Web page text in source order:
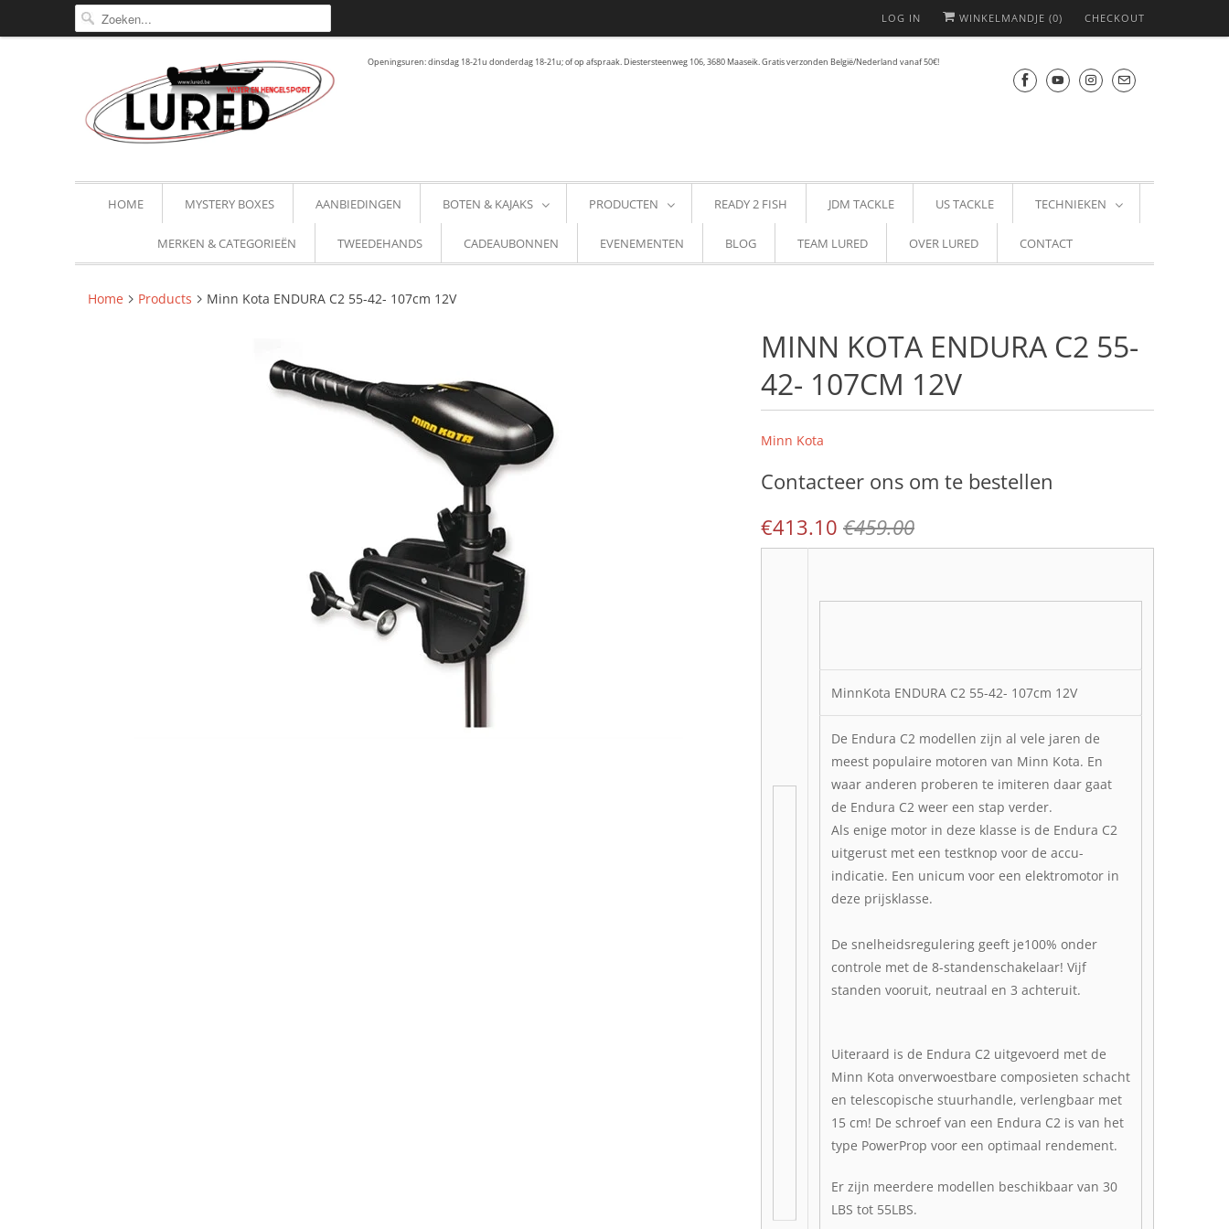
LOG IN WINKELMANDJE (0) CHECKOUT
Openingsuren: dinsdag 18-21u donderdag 18-21u; of op afspraak. Diestersteenweg 106, 3680 Maaseik. Gratis verzonden België/Nederland vanaf 50€!
HOME MYSTERY BOXES AANBIEDINGEN BOTEN & KAJAKS PRODUCTEN READY 2 FISH JDM TACKLE US TACKLE TECHNIEKEN
MERKEN & CATEGORIEËN TWEEDEHANDS CADEAUBONNEN EVENEMENTEN BLOG TEAM LURED OVER LURED CONTACT
Home Products Minn Kota ENDURA C2 55-42- 107cm 12V
MINN KOTA ENDURA C2 55-
42- 107CM 12V
Minn Kota
Contacteer ons om te bestellen
€413.10 €459.00
MinnKota ENDURA C2 55-42- 107cm 12V
De Endura C2 modellen zijn al vele jaren de
meest populaire motoren van Minn Kota. En
waar anderen proberen te imiteren daar gaat
de Endura C2 weer een stap verder.
Als enige motor in deze klasse is de Endura C2
uitgerust met een testknop voor de accu-
indicatie. Een unicum voor een elektromotor in
deze prijsklasse.
De snelheidsregulering geeft je100% onder
controle met de 8-standenschakelaar! Vijf
standen vooruit, neutraal en 3 achteruit.
Uiteraard is de Endura C2 uitgevoerd met de
Minn Kota onverwoestbare composieten schacht
en telescopische stuurhandle, verlengbaar met
15 cm! De schroef van een Endura C2 is van het
type PowerProp voor een optimaal rendement.
Er zijn meerdere modellen beschikbaar van 30
LBS tot 55LBS.